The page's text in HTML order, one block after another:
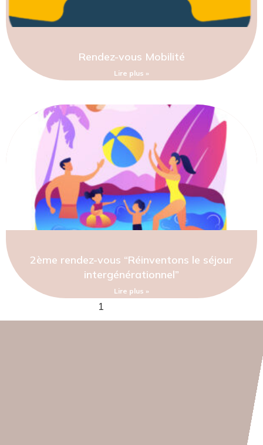
Rendez-vous Mobilité
Lire plus »
2ème rendez-vous “Réinventons le séjour
intergénérationnel”
Lire plus »
1